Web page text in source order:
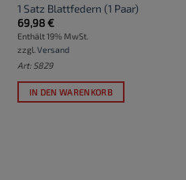
1 Satz Blattfedern (1 Paar)
69,98€
Enthält 19% MwSt.
zzgl. Versand
Art: S829
IN DEN WARENKORB